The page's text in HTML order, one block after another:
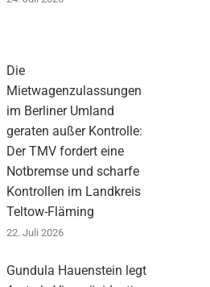
Die
Mietwagenzulassungen
im Berliner Umland
geraten außer Kontrolle:
Der TMV fordert eine
Notbremse und scharfe
Kontrollen im Landkreis
Teltow-Fläming
22. Juli 2026
Gundula Hauenstein legt